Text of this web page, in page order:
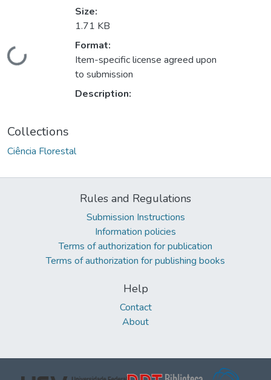
Loading...
Size:
1.71 KB
Format:
Item-specific license agreed upon
to submission
Description:
Collections
Ciência Florestal
Rules and Regulations
Submission Instructions
Information policies
Terms of authorization for publication
Terms of authorization for publishing books
Help
Contact
About